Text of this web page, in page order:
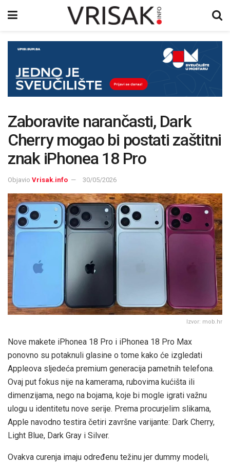
Zaboravite narančasti, Dark
Cherry mogao bi postati zaštitni
znak iPhonea 18 Pro
Objavio Vrisak.info 30/05/2026
Izvor: mob.hr
Nove makete iPhonea 18 Pro i iPhonea 18 Pro Max
ponovno su potaknuli glasine o tome kako će izgledati
Appleova sljedeća premium generacija pametnih telefona.
Ovaj put fokus nije na kamerama, rubovima kućišta ili
dimenzijama, nego na bojama, koje bi mogle igrati važnu
ulogu u identitetu nove serije. Prema procurjelim slikama,
Apple navodno testira četiri završne varijante: Dark Cherry,
Light Blue, Dark Gray i Silver.
Ovakva curenja imaju određenu težinu jer dummy modeli,